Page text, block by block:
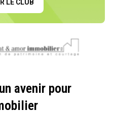
LE CLUB
avenir pour